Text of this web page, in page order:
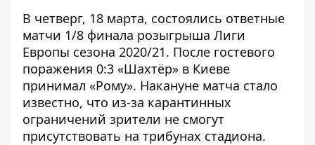
В четверг, 18 марта, состоялись ответные
матчи 1/8 финала розыгрыша Лиги
Европы сезона 2020/21. После гостевого
поражения 0:3 «Шахтёр» в Киеве
принимал «Рому». Накануне матча стало
известно, что из-за карантинных
ограничений зрители не смогут
присутствовать на трибунах стадиона.